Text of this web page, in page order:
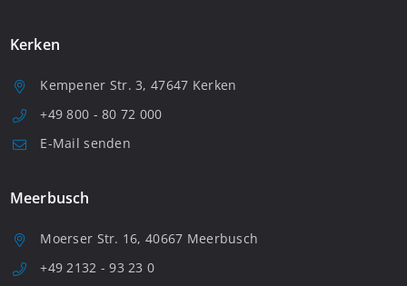
Kerken
Kempener Str. 3, 47647 Kerken
+49 800 - 80 72 000
E-Mail senden
Meerbusch
Moerser Str. 16, 40667 Meerbusch
+49 2132 - 93 23 0